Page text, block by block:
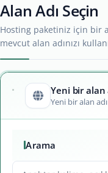
Alan Adı Seçin
Hosting paketiniz için bir
mevcut alan adınızı
Yeni bir alan
Yeni bir alan
Arama